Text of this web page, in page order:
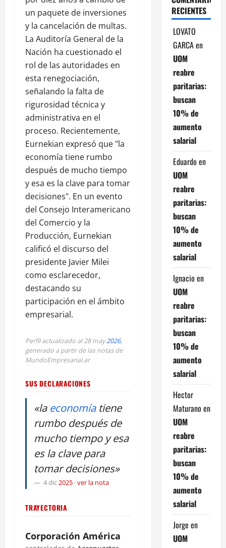
un paquete de inversiones
y la cancelación de multas.
La Auditoría General de la
Nación ha cuestionado el
rol de las autoridades en
esta renegociación,
señalando la falta de
rigurosidad técnica y
administrativa en el
proceso. Recientemente,
Eurnekian expresó que "la
economía tiene rumbo
después de mucho tiempo
y esa es la clave para tomar
decisiones". En un evento
del Consejo Interamericano
del Comercio y la
Producción, Eurnekian
calificó el discurso del
presidente Javier Milei
como esclarecedor,
destacando su
participación en el ámbito
empresarial.
Perfil actualizado al 28 may2026,
generado a partir de las notas de
MundoEmpresarial.ar
SUS DECLARACIONES
«la economíatiene
rumbo después de
mucho tiempo y esa
es la clave para
tomar decisiones»
4 dic2025 ·ver la nota
TRAYECTORIA
Corporación América
RECIENTES
LOVATO
GARCAen
UOM
reabre
paritarias:
buscan
10% de
aumento
salarial
Eduardo en
UOM
reabre
paritarias:
buscan
10% de
aumento
salarial
Ignacio en
UOM
reabre
paritarias:
buscan
10% de
aumento
salarial
Hector
Maturano en
UOM
reabre
paritarias:
buscan
10% de
aumento
salarial
Jorge en
UOM